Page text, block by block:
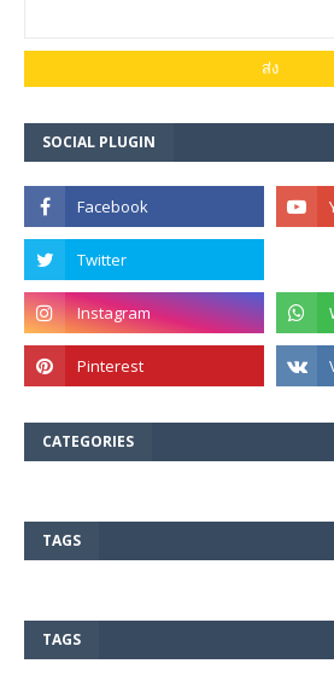
SOCIAL PLUGIN
CATEGORIES
TAGS
TAGS